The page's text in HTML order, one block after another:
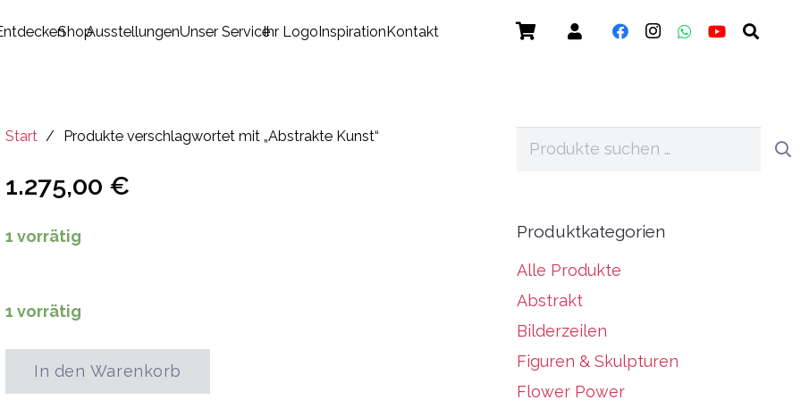
ShopAusstellungenUnser ServiceIhr LogoInspirationKontakt
Start / Produkte verschlagwortet mit „Abstrakte Kunst“
1.275,00 €
1 vorrätig
1 vorrätig
Make
In den Warenkorb
Suchen
Produktkategorien
Alle Produkte
Abstrakt
Bilderzeilen
Figuren & Skulpturen
Flower Power